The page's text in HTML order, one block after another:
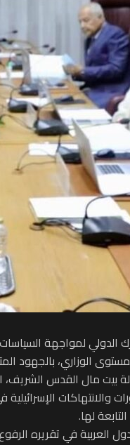
على المستوى
بيت مال القدس
والانتهاكات
لها.